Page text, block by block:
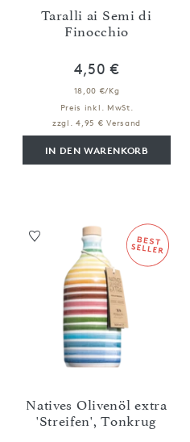
Taralli ai Semi di
Finocchio
4,50 €
18,00 €/Kg
Preis inkl. MwSt.
zzgl. 4,95 € Versand
IN DEN WARENKORB
Natives Olivenöl extra
'Streifen', Tonkrug